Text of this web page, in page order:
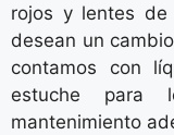
rojos y lentes de
desean un
contamos con
estuche para
mantenimiento